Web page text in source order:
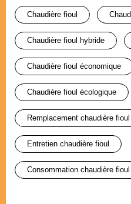
chaudière fioul
chaudière fioul hybride
chaudière fioul économique
chaudière fioul écologique
remplacement chaudière fioul
entretien chaudière fioul
consommation chaudière fioul